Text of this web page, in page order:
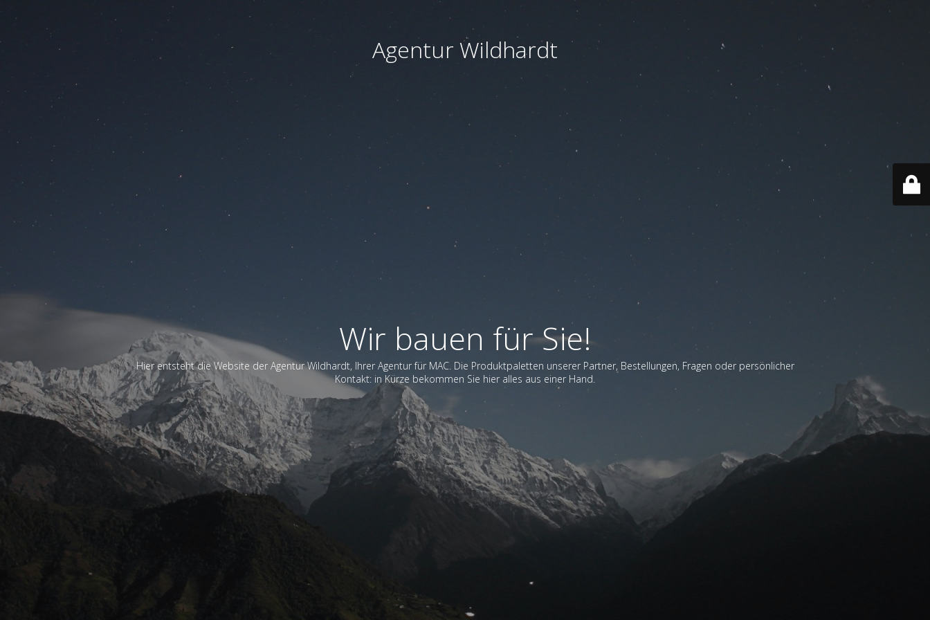
Agentur Wildhardt
Wir bauen für Sie!
Hier entsteht die Website der Agentur Wildhardt, Ihrer Agentur für MAC. Die Produktpaletten unserer Partner, Bestellungen, Fragen oder persönlicher
Kontakt: in Kürze bekommen Sie hier alles aus einer Hand.